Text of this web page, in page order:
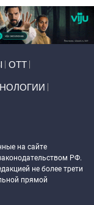
ОТТ
на сайте
РФ.
не более трети
прямой